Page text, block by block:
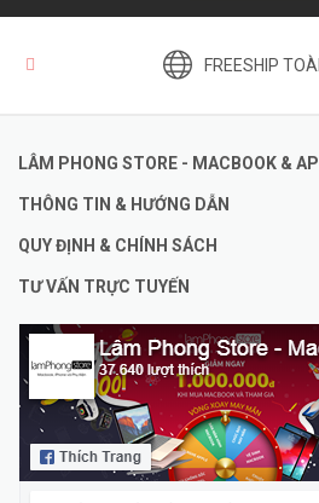
FREESHIP
LÂM PHONG STORE - MACBOOK &
THÔNG TIN & HƯỚNG DẪN
QUY ĐỊNH & CHÍNH SÁCH
TƯ VẤN TRỰC TUYẾN